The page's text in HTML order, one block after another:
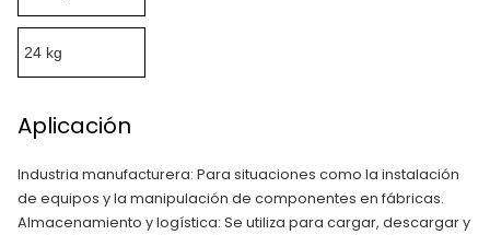
24 kg
Aplicación
Industria manufacturera: Para situaciones como la instalación
de equipos y la manipulación de componentes en fábricas.
Almacenamiento y logística: Se utiliza para cargar, descargar y